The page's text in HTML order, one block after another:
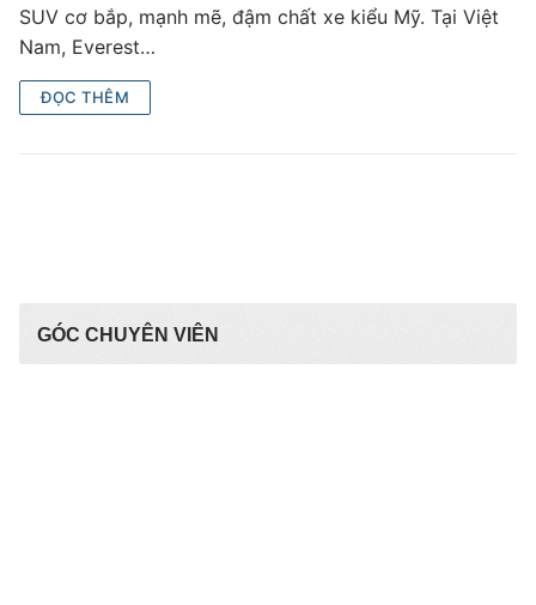
SUV cơ bắp, mạnh mẽ, đậm chất xe kiểu Mỹ. Tại Việt
Nam, Everest…
ĐỌC THÊM
GÓC CHUYÊN VIÊN